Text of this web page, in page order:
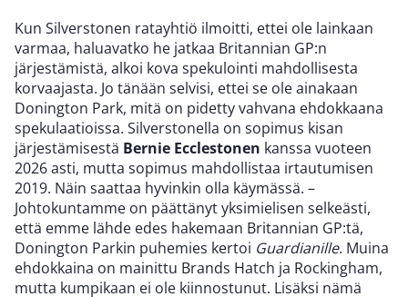
Kun Silverstonen ratayhtiö ilmoitti, ettei ole lainkaan
varmaa, haluavatko he jatkaa Britannian GP:n
järjestämistä, alkoi kova spekulointi mahdollisesta
korvaajasta. Jo tänään selvisi, ettei se ole ainakaan
Donington Park, mitä on pidetty vahvana ehdokkaana
spekulaatioissa. Silverstonella on sopimus kisan
järjestämisestä Bernie Ecclestonen kanssa vuoteen
2026 asti, mutta sopimus mahdollistaa irtautumisen
2019. Näin saattaa hyvinkin olla käymässä. –
Johtokuntamme on päättänyt yksimielisen selkeästi,
että emme lähde edes hakemaan Britannian GP:tä,
Donington Parkin puhemies kertoi Guardianille. Muina
ehdokkaina on mainittu Brands Hatch ja Rockingham,
mutta kumpikaan ei ole kiinnostunut. Lisäksi nämä